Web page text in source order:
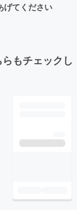
げてください
もチェックし